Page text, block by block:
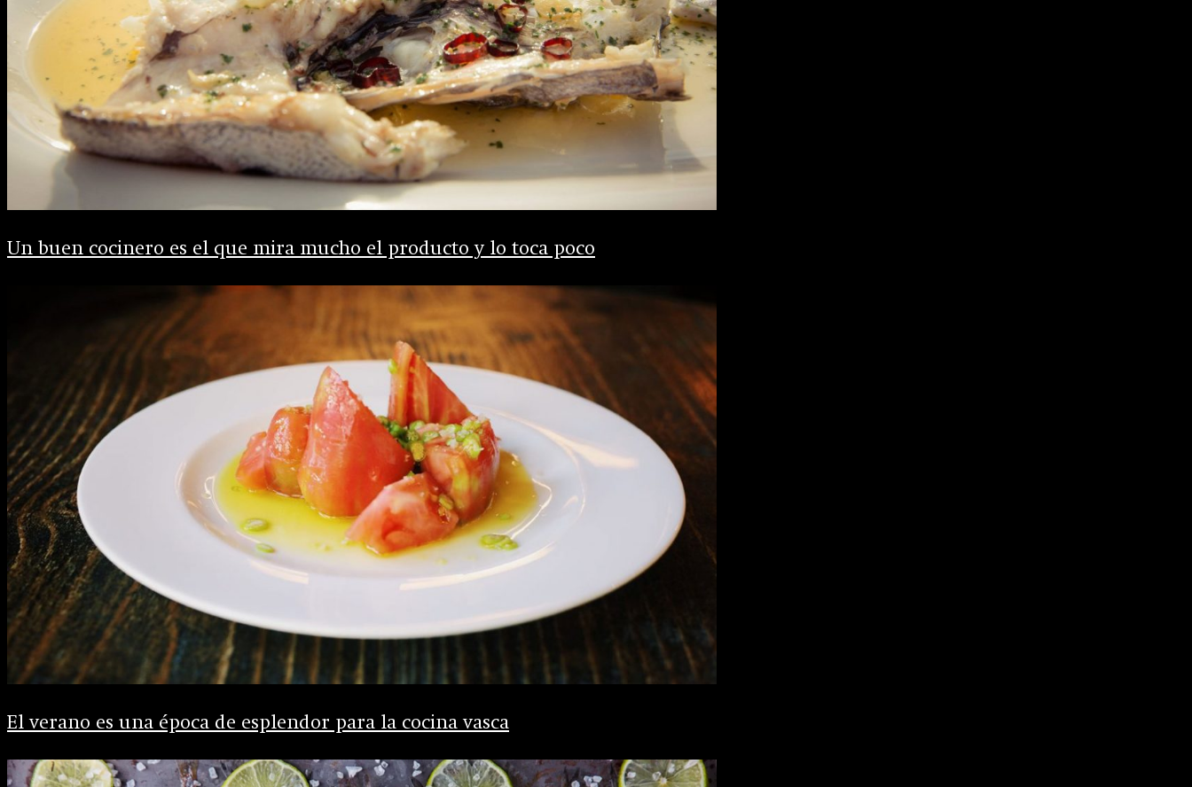
Un buen cocinero es el que mira mucho el producto y lo toca poco
El verano es una época de esplendor para la cocina vasca